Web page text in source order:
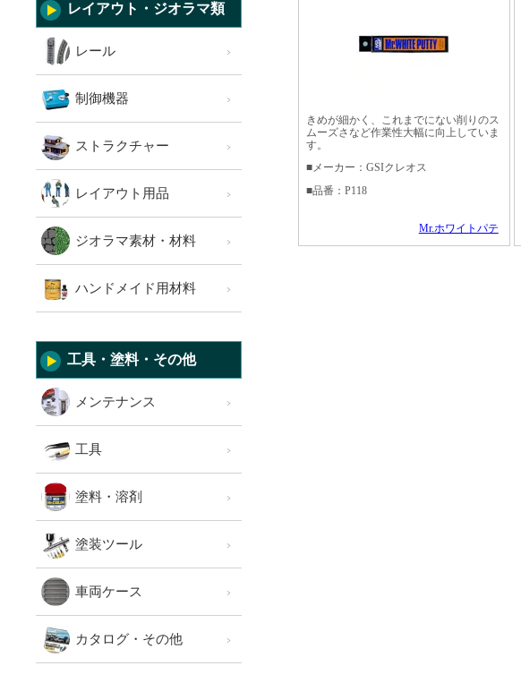
レイアウト・ジオラマ類
レール
制御機器
ストラクチャー
レイアウト用品
ジオラマ素材・材料
ハンドメイド用材料
工具・塗料・その他
メンテナンス
工具
塗料・溶剤
塗装ツール
車両ケース
カタログ・その他
きめが細かく、これまでにない削りのス
ムーズさなど作業性大幅に向上していま
す。
■メーカー：GSIクレオス
■品番：P118
Mr.ホワイトパテ